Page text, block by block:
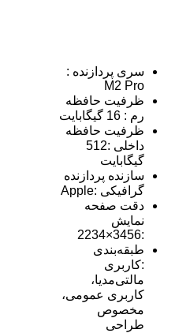
سری پردازنده :
M2 Pro
ظرفیت حافظه
رم : 16 گیگابایت
ظرفیت حافظه
داخلی :512
گیگابایت
سازنده پردازنده
گرافیکی :Apple
دقت صفحه
نمایش
:3456×2234
طبقه‌بندی
:کاربری
مالتی‌مدیا،
کاربری عمومی،
مخصوص
طراحی